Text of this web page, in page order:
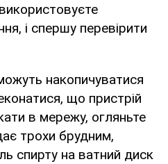
і спершу перевірити
накопичуватися
що пристрій
в мережу, огляньте
трохи брудним,
спирту на ватний диск